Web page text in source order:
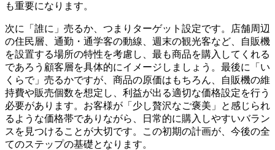
も重要になります。
次に「誰に」売るか、つまりターゲット設定です。店舗周辺
の住民層、通勤・通学客の動線、週末の観光客など、自販機
を設置する場所の特性を考慮し、最も商品を購入してくれる
であろう顧客層を具体的にイメージしましょう。最後に「い
くらで」売るかですが、商品の原価はもちろん、自販機の維
持費や販売個数を想定し、利益が出る適切な価格設定を行う
必要があります。お客様が「少し贅沢なご褒美」と感じられ
るような価格帯でありながら、日常的に購入しやすいバラン
スを見つけることが大切です。この初期の計画が、今後の全
てのステップの基礎となります。